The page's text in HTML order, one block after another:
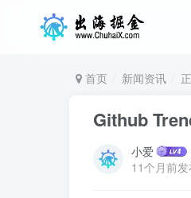
首页 新闻资讯
Github
小爱
11个月前